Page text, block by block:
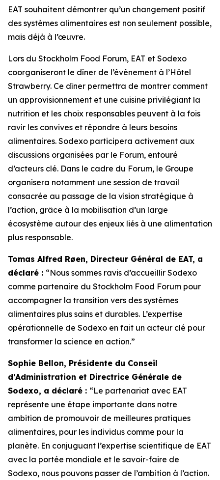
EAT souhaitent démontrer qu’un changement positif
des systèmes alimentaires est non seulement possible,
mais déjà à l’œuvre.
Lors du Stockholm Food Forum, EAT et Sodexo
coorganiseront le dîner de l’évènement à l’Hôtel
Strawberry. Ce dîner permettra de montrer comment
un approvisionnement et une cuisine privilégiant la
nutrition et les choix responsables peuvent à la fois
ravir les convives et répondre à leurs besoins
alimentaires. Sodexo participera activement aux
discussions organisées par le Forum, entouré
d’acteurs clé. Dans le cadre du Forum, le Groupe
organisera notamment une session de travail
consacrée au passage de la vision stratégique à
l’action, grâce à la mobilisation d’un large
écosystème autour des enjeux liés à une alimentation
plus responsable.
Tomas Alfred Røen, Directeur Général de EAT, a
déclaré : “Nous sommes ravis d’accueillir Sodexo
comme partenaire du Stockholm Food Forum pour
accompagner la transition vers des systèmes
alimentaires plus sains et durables. L’expertise
opérationnelle de Sodexo en fait un acteur clé pour
transformer la science en action.”
Sophie Bellon, Présidente du Conseil
d’Administration et Directrice Générale de
Sodexo, a déclaré : “Le partenariat avec EAT
représente une étape importante dans notre
ambition de promouvoir de meilleures pratiques
alimentaires, pour les individus comme pour la
planète. En conjuguant l’expertise scientifique de EAT
avec la portée mondiale et le savoir-faire de
Sodexo, nous pouvons passer de l’ambition à l’action.